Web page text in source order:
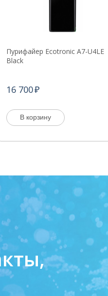
Пурифайер Ecotronic A7-U4LE
Black
16 700
В корзину